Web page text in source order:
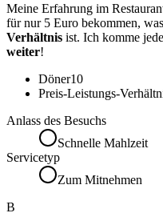
Meine Erfahrung im
für nur 5 Euro bekommen,
Verhältnis ist. Ich komme
weiter!
Döner10
Preis-Leistungs-
Anlass des Besuchs
Schnelle Mahlzeit
Servicetyp
Zum Mitnehmen
B